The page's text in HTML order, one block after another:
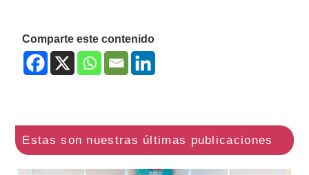
Comparte este contenido